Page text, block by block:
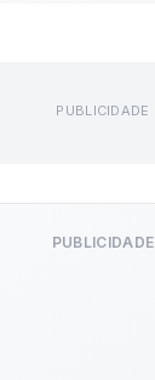
PUBLICIDADE
PUBLICIDADE